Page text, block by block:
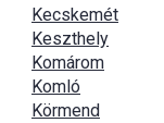
Kecskemét
Keszthely
Komárom
Komló
Körmend